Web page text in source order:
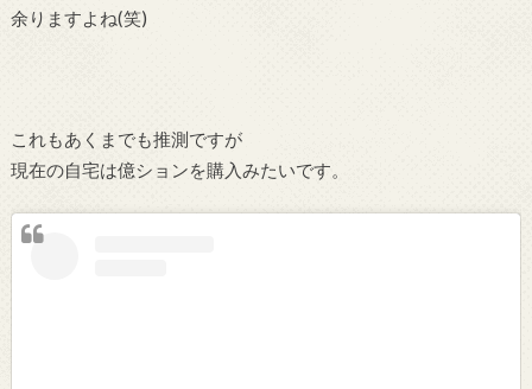
余りますよね(笑)
これもあくまでも推測ですが
現在の自宅は億ションを購入みたいです。